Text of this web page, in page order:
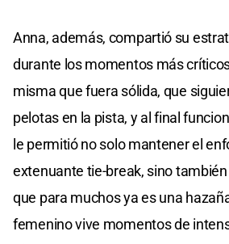
Anna, además, compartió su
durante los momentos más
misma que fuera sólida, que
pelotas en la pista, y al final
le permitió no solo mantener el
extenuante tie-break, sino
que para muchos ya es una
femenino vive momentos de